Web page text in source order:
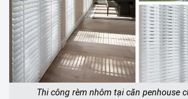
Thi công rèm nhôm tại căn penhouse